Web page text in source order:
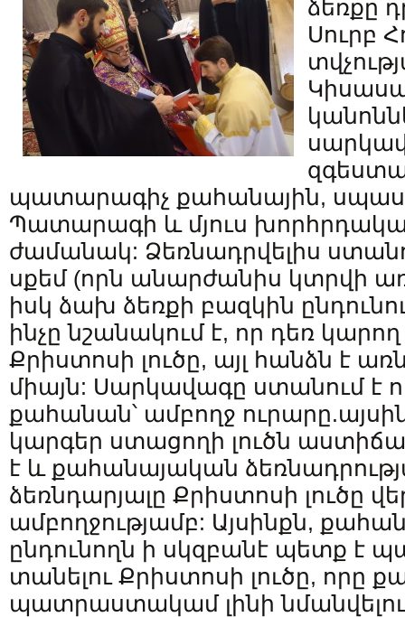
ձեռքը
Սուրբ
պատարագիչ քահանային,
Պատարագի և մյուս
ժամանակ: Ձեռնադրվելիս
սքեմ (որն անարժանիս կտրվի
իսկ ձախ ձեռքի բազկին
ինչը նշանակում է, որ դեռ
Քրիստոսի լուծը, այլ հանձն է
միայն: Սարկավագը ստանում է
քահանան՝ ամբողջ
կարգեր ստացողի լուծն
է և քահանայական
ձեռնդարյալը Քրիստոսի լուծը
ամբողջությամբ: Այսինքն,
ընդունողն ի սկզբանէ պետք է
տանելու Քրիստոսի լուծը, որը
պատրաստակամ լինի